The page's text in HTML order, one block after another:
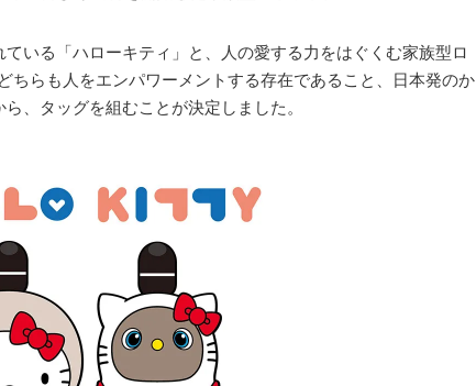
いる「ハローキティ」と、人の愛する力をはぐくむ家族型ロ
ちらも人をエンパワーメントする存在であること、日本発のか
、タッグを組むことが決定しました。